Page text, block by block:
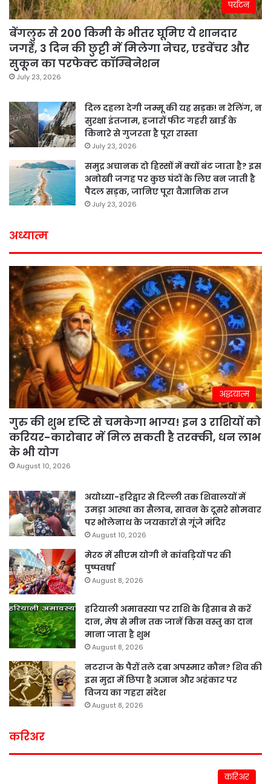
पर्यटन
बेंगलुरु से 200 किमी के भीतर घूमिए ये शानदार
जगहें, 3 दिन की छुट्टी में मिलेगा नेचर, एडवेंचर और
सुकून का परफेक्ट कॉम्बिनेशन
July 23, 2026
दिल दहला देगी जम्मू की यह सड़क! न रेलिंग, न
सुरक्षा इंतजाम, हजारों फीट गहरी खाई के
किनारे से गुजरता है पूरा रास्ता
July 23, 2026
समुद्र अचानक दो हिस्सों में क्यों बंट जाता है? इस
अनोखी जगह पर कुछ घंटों के लिए बन जाती है
पैदल सड़क, जानिए पूरा वैज्ञानिक राज
July 23, 2026
अध्यात्म
अद्धयात्म
गुरु की शुभ दृष्टि से चमकेगा भाग्य! इन 3 राशियों को
करियर-कारोबार में मिल सकती है तरक्की, धन लाभ
के भी योग
August 10, 2026
अयोध्या-हरिद्वार से दिल्ली तक शिवालयों में
उमड़ा आस्था का सैलाब, सावन के दूसरे सोमवार
पर भोलेनाथ के जयकारों से गूंजे मंदिर
August 10, 2026
मेरठ में सीएम योगी ने कांवड़ियों पर की
पुष्पवर्षा
August 8, 2026
हरियाली अमावस्या पर राशि के हिसाब से करें
दान, मेष से मीन तक जानें किस वस्तु का दान
माना जाता है शुभ
August 8, 2026
नटराज के पैरों तले दबा अपस्मार कौन? शिव की
इस मुद्रा में छिपा है अज्ञान और अहंकार पर
विजय का गहरा संदेश
August 8, 2026
करिअर
करिअर